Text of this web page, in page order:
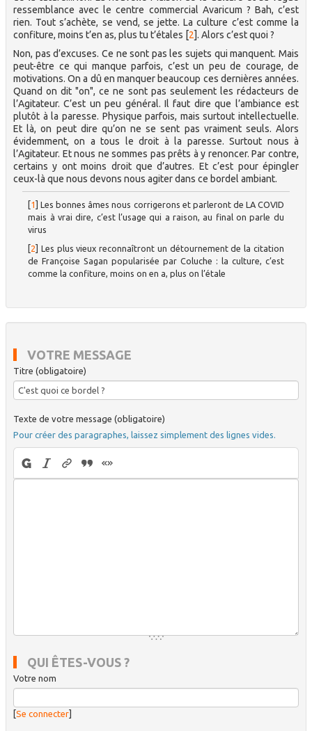
ressemblance avec le centre commercial Avaricum ? Bah, c’est
rien. Tout s’achète, se vend, se jette. La culture c’est comme la
confiture, moins t’en as, plus tu t’étales [2]. Alors c’est quoi ?
Non, pas d’excuses. Ce ne sont pas les sujets qui manquent. Mais
peut-être ce qui manque parfois, c’est un peu de courage, de
motivations. On a dû en manquer beaucoup ces dernières années.
Quand on dit "on", ce ne sont pas seulement les rédacteurs de
l’Agitateur. C’est un peu général. Il faut dire que l’ambiance est
plutôt à la paresse. Physique parfois, mais surtout intellectuelle.
Et là, on peut dire qu’on ne se sent pas vraiment seuls. Alors
évidemment, on a tous le droit à la paresse. Surtout nous à
l’Agitateur. Et nous ne sommes pas prêts à y renoncer. Par contre,
certains y ont moins droit que d’autres. Et c’est pour épingler
ceux-là que nous devons nous agiter dans ce bordel ambiant.
[1]Les bonnes âmes nous corrigerons et parleront de LA COVID
mais à vrai dire, c’est l’usage qui a raison, au final on parle du
virus
[2]Les plus vieux reconnaîtront un détournement de la citation
de Françoise Sagan popularisée par Coluche : la culture, c’est
comme la confiture, moins on en a, plus on l’étale
VOTRE MESSAGE
Titre (obligatoire)
Texte de votre message (obligatoire)
Pour créer des paragraphes, laissez simplement des lignes vides.
QUI ÊTES-VOUS ?
Votre nom
Se connecter]